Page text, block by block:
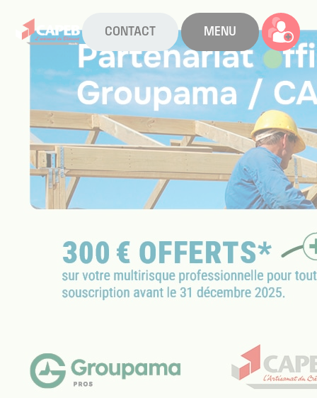
CONTACT MENU
La CAPEB
Nos services
Agenda
Actualités
Boîte à outils
Boutique
Trouver un artisan
Devenir adhérent